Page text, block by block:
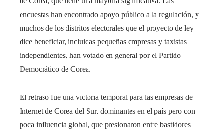
encuestas han encontrado apoyo público a la regulación, y
muchos de los distritos electorales que el proyecto de ley
dice beneficiar, incluidas pequeñas empresas y taxistas
independientes, han votado en general por el Partido
Democrático de Corea.
El retraso fue una victoria temporal para las empresas de
Internet de Corea del Sur, dominantes en el país pero con
poca influencia global, que presionaron entre bastidores